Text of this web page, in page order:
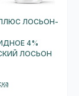
ЛОСЬОН-
4%
ЛОСЬОН